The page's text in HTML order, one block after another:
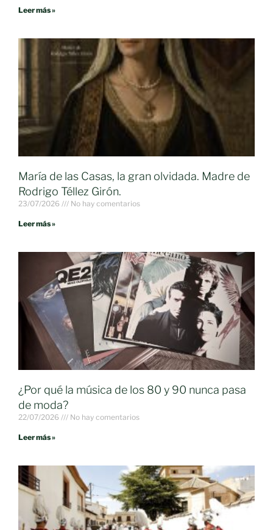
Leer más »
María de las Casas, la gran olvidada. Madre de
Rodrigo Téllez Girón.
23/07/2026 No hay comentarios
Leer más »
¿Por qué la música de los 80 y 90 nunca pasa
de moda?
22/07/2026 No hay comentarios
Leer más »